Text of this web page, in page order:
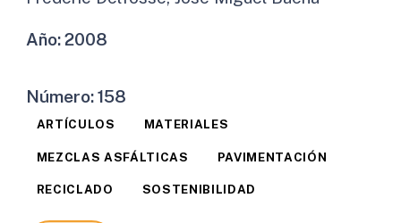
Año:2008
Número:158
ARTÍCULOS MATERIALES
MEZCLAS ASFÁLTICAS PAVIMENTACIÓN
RECICLADO SOSTENIBILIDAD